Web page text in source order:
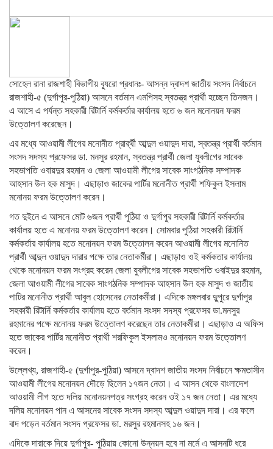
সোহেল রানা রাজশাহী বিভাগীয় ব্যুরো প্রধানঃ- আসন্ন দ্বাদশ জাতীয় সংসদ নির্বাচনে
রাজশাহী-৫ (দুর্গাপুর-পুঠিয়া) আসনে বর্তমান এমপিসহ স্বতন্ত্র প্রার্থী হচ্ছেন তিনজন।
এ আসে এ পর্যন্ত সহকারী রিটার্নি কর্মকর্তার কার্যালয় হতে ৬ জন মনোনয়ন ফরম
উত্তোলণ করেছেন।
এর মধ্যে আওয়ামী লীগের মনোনীত প্রার্র্থী আব্দুল ওয়াদুদ দারা, স্বতন্ত্র প্রার্থী বর্তমান
সংসদ সদস্য প্রফেসর ডা. মনসুর রহমান, স্বতন্ত্র প্রার্থী জেলা যুবলীগের সাবেক
সহভাপতি ওবায়দুর রহমান ও জেলা আওয়ামী লীগের সাবেক সাংগঠনিক সম্পাদক
আহসান উল হক মাসুদ। এছাড়াও জাকের পার্টির মনোনীত প্রার্থী শফিকুল ইসলাম
মনোনয় ফরম উত্তোলণ করেন।
গত দুইনে এ আসনে মোট ৬জন প্রার্থী পুঠিয়া ও দুর্গাপুর সহকারী রিটার্নি কর্মকর্তার
কার্যালয় হতে এ মনোনয় ফরম উত্তোলণ করেন। সোমবার পুঠিয়া সহকারী রিটার্নি
কর্মকর্তার কার্যালয় হতে মনোনয়ন ফরম উত্তোলন করেন আওয়ামী লীগের মনোনিত
প্রার্থী আব্দুল ওয়াদুদ দারার পক্ষে তার নেতাকর্মীরা। এছাড়াও ওই কর্মকতার কার্যালয়
থেকে মনোনয়ন ফরম সংগ্রহ করেন জেলা যুবলীগের সাবেক সহভাপতি ওবাইদুর রহমান,
জেলা আওয়ামী লীগের সাবেক সাংগঠনিক সম্পাদক আহসান উল হক মাসুদ ও জাতীয়
পাটির মনোনীত প্রার্থী আবুল হোসেনের নেতাকর্মীরা। এদিকে মঙ্গলবার দুুপুরে দুর্গাপুর
সহকারী রিটার্নি কর্মকর্তার কার্যালয় হতে বর্তমান সংসদ সদস্য প্রফেসর ডা.মনসুর
রহমানের পক্ষে মনোনয় ফরম উত্তোলণ করেছেন তার নেতাকর্মীরা। এছাড়াও এ অফিস
হতে জাকের পার্টির মনোনীত প্রার্থী শরফিকুল ইসলামও মনোনয়ন ফরম উত্তোলণ
করেন।
উল্লেখ্য, রাজশাহী-৫ (দুর্গাপুর-পুঠিয়া) আসনে দ্বাদশ জাতীয় সংসদ নির্বাচনে ক্ষমতাসীন
আওয়ামী লীগের মনোনয়ন দৌড়ে ছিলেন ১৭জন নেতা। এ আসন থেকে বাংলাদেশ
আওয়ামী লীগ হতে দলিয় মনোনয়নপত্র সংগ্রহ করেন ওই ১৭ জন নেতা। এর মধ্যে
দলিয় মনোনয়ন পান এ আসনের সাবেক সংসদ সদস্য আব্দুল ওয়াদুদ দারা। এর ফলে
বাদ পড়েন বর্তমান সংসদ প্রফেসর ডা. মরসুর রহমানসহ ১৬ জন।
এদিকে দারাকে দিয়ে দুর্গাপুর- পুঠিয়ায় কোনো উন্নয়ন হবে না মর্মে এ আসনটি ধরে